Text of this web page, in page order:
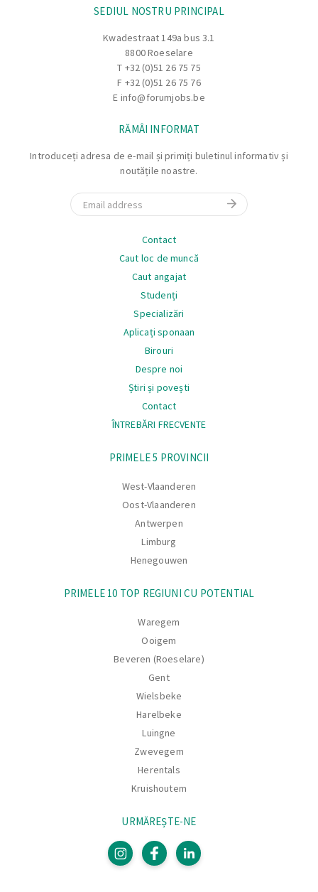
SEDIUL NOSTRU PRINCIPAL
Kwadestraat 149a bus 3.1
8800 Roeselare
T +32 (0)51 26 75 75
F +32 (0)51 26 75 76
E info@forumjobs.be
RĂMÂI INFORMAT
Introduceți adresa de e-mail și primiți buletinul informativ și
noutățile noastre.
Email
Contact
Caut loc de muncă
Caut angajat
Studenți
Specializări
Aplicați sponaan
Birouri
Despre noi
Știri și povești
Contact
ÎNTREBĂRI FRECVENTE
PRIMELE 5 PROVINCII
West-Vlaanderen
Oost-Vlaanderen
Antwerpen
Limburg
Henegouwen
PRIMELE 10 TOP REGIUNI CU POTENTIAL
Waregem
Ooigem
Beveren (Roeselare)
Gent
Wielsbeke
Harelbeke
Luingne
Zwevegem
Herentals
Kruishoutem
URMĂREȘTE-NE